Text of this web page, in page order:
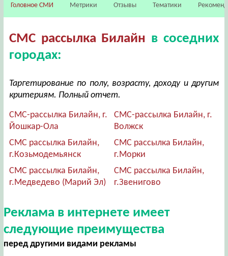
Головное СМИ Метрики Отзывы Тематики
СМС рассылка Билайн в соседних
городах:
Таргетирование по полу, возрасту, доходу и другим
критериям. Полный отчет.
СМС-рассылка Билайн, г.
Йошкар-Ола
СМС-рассылка Билайн, г.
Волжск
СМС рассылка Билайн,
г.Козьмодемьянск
СМС рассылка Билайн,
г.Морки
СМС рассылка Билайн,
г.Медведево (Марий Эл)
СМС рассылка Билайн,
г.Звенигово
Реклама в интернете имеет
следующие преимущества
перед другими видами рекламы